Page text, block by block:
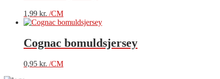
1,99 kr. /CM
Cognac bomuldsjersey
0,95 kr. /CM